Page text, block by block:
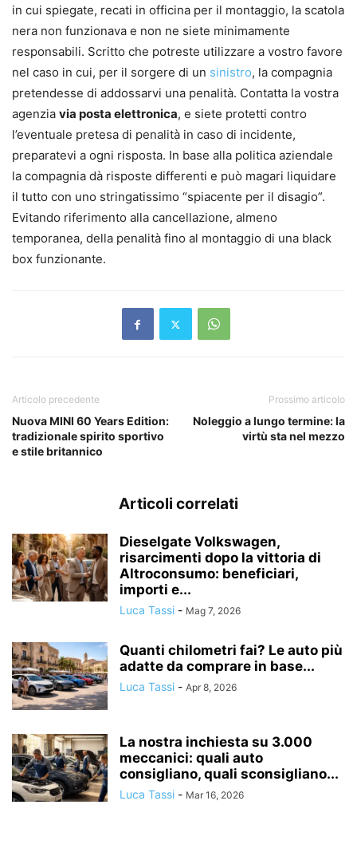
in cui spiegate, recati in officina per il montaggio, la scatola
nera non funzionava e non ne siete minimamente
responsabili. Scritto che potreste utilizzare a vostro favore
nel caso in cui, per il sorgere di un sinistro, la compagnia
pretendesse di addossarvi una penalità. Contatta la vostra
agenzia via posta elettronica, e siete protetti contro
l’eventuale pretesa di penalità in caso di incidente,
preparatevi a ogni risposta. In base alla politica aziendale
la compagnia dà risposte differenti e può magari liquidare
il tutto con uno stringatissimo “spiacente per il disagio”.
Evitando riferimento alla cancellazione, almeno
temporanea, della penalità fino al montaggio di una black
box funzionante.
Articolo precedente
Nuova MINI 60 Years Edition:
tradizionale spirito sportivo
e stile britannico
Prossimo articolo
Noleggio a lungo termine: la
virtù sta nel mezzo
Articoli correlati
Dieselgate Volkswagen,
risarcimenti dopo la vittoria di
Altroconsumo: beneficiari,
importi e...
Luca Tassi - Mag 7, 2026
Quanti chilometri fai? Le auto più
adatte da comprare in base...
Luca Tassi - Apr 8, 2026
La nostra inchiesta su 3.000
meccanici: quali auto
consigliano, quali sconsigliano...
Luca Tassi - Mar 16, 2026